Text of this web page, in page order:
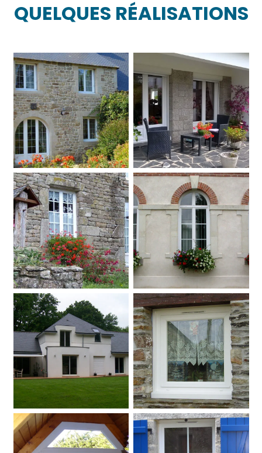
QUELQUES RÉALISATIONS